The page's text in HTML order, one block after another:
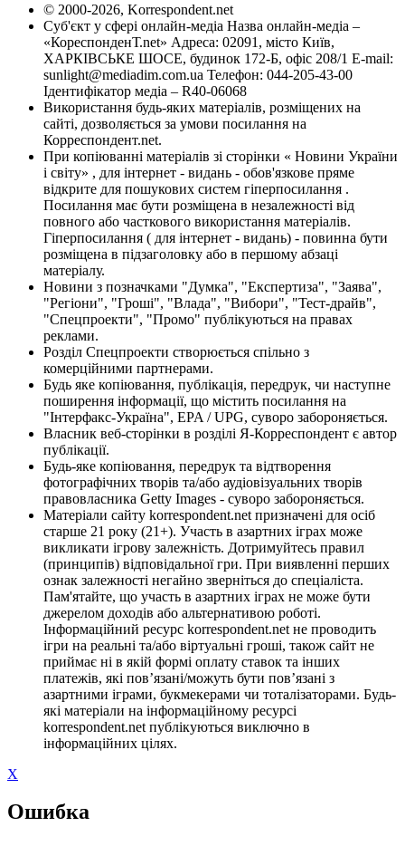
© 2000-2026, Korrespondent.net
Суб'єкт у сфері онлайн-медіа Назва онлайн-медіа –
«КореспонденТ.net» Адреса: 02091, місто Київ,
ХАРКІВСЬКЕ ШОСЕ, будинок 172-Б, офіс 208/1 E-mail:
sunlight@mediadim.com.ua Телефон: 044-205-43-00
Ідентифікатор медіа – R40-06068
Використання будь-яких матеріалів, розміщених на
сайті, дозволяється за умови посилання на
Корреспондент.net.
При копіюванні матеріалів зі сторінки « Новини України
і світу» , для інтернет - видань - обов'язкове пряме
відкрите для пошукових систем гіперпосилання .
Посилання має бути розміщена в незалежності від
повного або часткового використання матеріалів.
Гіперпосилання ( для інтернет - видань) - повинна бути
розміщена в підзаголовку або в першому абзаці
матеріалу.
Новини з позначками "Думка", "Експертиза", "Заява",
"Регіони", "Гроші", "Влада", "Вибори", "Тест-драйв",
"Спецпроекти", "Промо" публікуються на правах
реклами.
Розділ Спецпроекти створюється спільно з
комерційними партнерами.
Будь яке копіювання, публікація, передрук, чи наступне
поширення інформації, що містить посилання на
"Інтерфакс-Україна", EPA / UPG, суворо забороняється.
Власник веб-сторінки в розділі Я-Корреспондент є автор
публікації.
Будь-яке копіювання, передрук та відтворення
фотографічних творів та/або аудіовізуальних творів
правовласника Getty Images - суворо забороняється.
Матеріали сайту korrespondent.net призначені для осіб
старше 21 року (21+). Участь в азартних іграх може
викликати ігрову залежність. Дотримуйтесь правил
(принципів) відповідальної гри. При виявленні перших
ознак залежності негайно зверніться до спеціаліста.
Пам'ятайте, що участь в азартних іграх не може бути
джерелом доходів або альтернативою роботі.
Інформаційний ресурс korrespondent.net не проводить
ігри на реальні та/або віртуальні гроші, також сайт не
приймає ні в якій формі оплату ставок та інших
платежів, які пов’язані/можуть бути пов’язані з
азартними іграми, букмекерами чи тоталізаторами. Будь-
які матеріали на інформаційному ресурсі
korrespondent.net публікуються виключно в
інформаційних цілях.
X
Ошибка